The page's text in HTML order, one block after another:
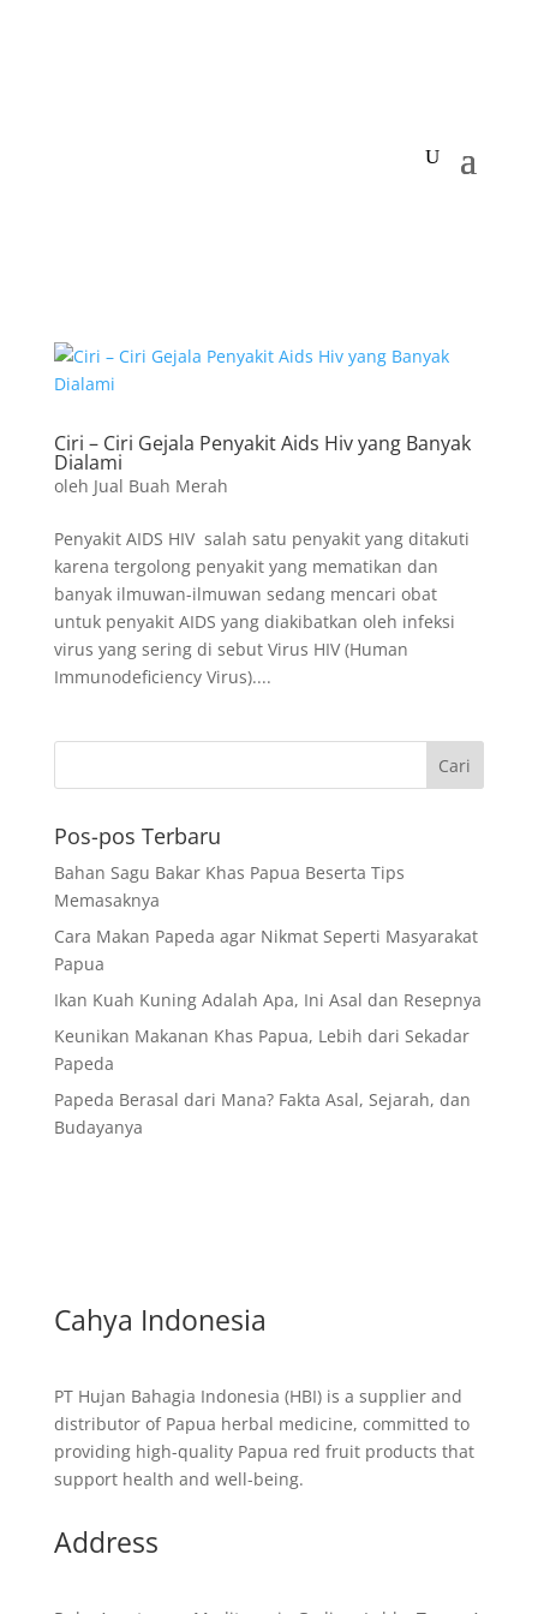
Ciri – Ciri Gejala Penyakit Aids Hiv yang Banyak
Dialami
oleh Jual Buah Merah
Penyakit AIDS HIV salah satu penyakit yang ditakuti
karena tergolong penyakit yang mematikan dan
banyak ilmuwan-ilmuwan sedang mencari obat
untuk penyakit AIDS yang diakibatkan oleh infeksi
virus yang sering di sebut Virus HIV (Human
Immunodeficiency Virus)....
Pos-pos Terbaru
Bahan Sagu Bakar Khas Papua Beserta Tips
Memasaknya
Cara Makan Papeda agar Nikmat Seperti Masyarakat
Papua
Ikan Kuah Kuning Adalah Apa, Ini Asal dan Resepnya
Keunikan Makanan Khas Papua, Lebih dari Sekadar
Papeda
Papeda Berasal dari Mana? Fakta Asal, Sejarah, dan
Budayanya
Cahya Indonesia
PT Hujan Bahagia Indonesia (HBI) is a supplier and
distributor of Papua herbal medicine, committed to
providing high-quality Papua red fruit products that
support health and well-being.
Address